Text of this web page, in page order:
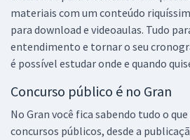
materiais com um conteúdo
para download e videoaulas. Tudo
entendimento e tornar o seu
é possível estudar onde e quando
Concurso público é no Gran
No Gran você fica sabendo tudo o
concursos públicos, desde a